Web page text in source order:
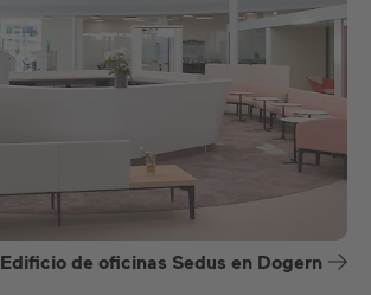
Edificio de oficinas Sedus en Dogern